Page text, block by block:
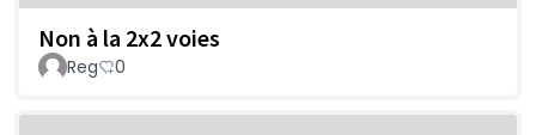
Non à la 2x2 voies
Reg 0